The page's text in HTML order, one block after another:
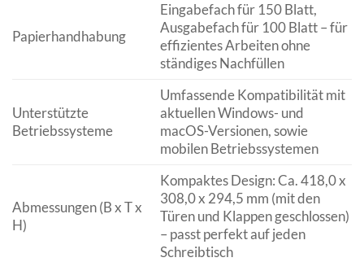
Papierhandhabung
Eingabefach für 150 Blatt,
Ausgabefach für 100 Blatt – für
effizientes Arbeiten ohne
ständiges Nachfüllen
Unterstützte
Betriebssysteme
Umfassende Kompatibilität mit
aktuellen Windows- und
macOS-Versionen, sowie
mobilen Betriebssystemen
Abmessungen (B x T x
H)
Kompaktes Design: Ca. 418,0 x
308,0 x 294,5 mm (mit den
Türen und Klappen geschlossen)
– passt perfekt auf jeden
Schreibtisch